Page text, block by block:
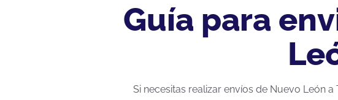
Guía para
Si necesitas realizar envíos de Nuevo León